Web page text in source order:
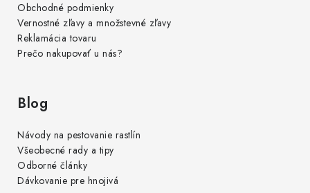
Obchodné podmienky
Vernostné zľavy a množstevné zľavy
Reklamácia tovaru
Prečo nakupovať u nás?
Blog
Návody na pestovanie rastlín
Všeobecné rady a tipy
Odborné články
Dávkovanie pre hnojivá